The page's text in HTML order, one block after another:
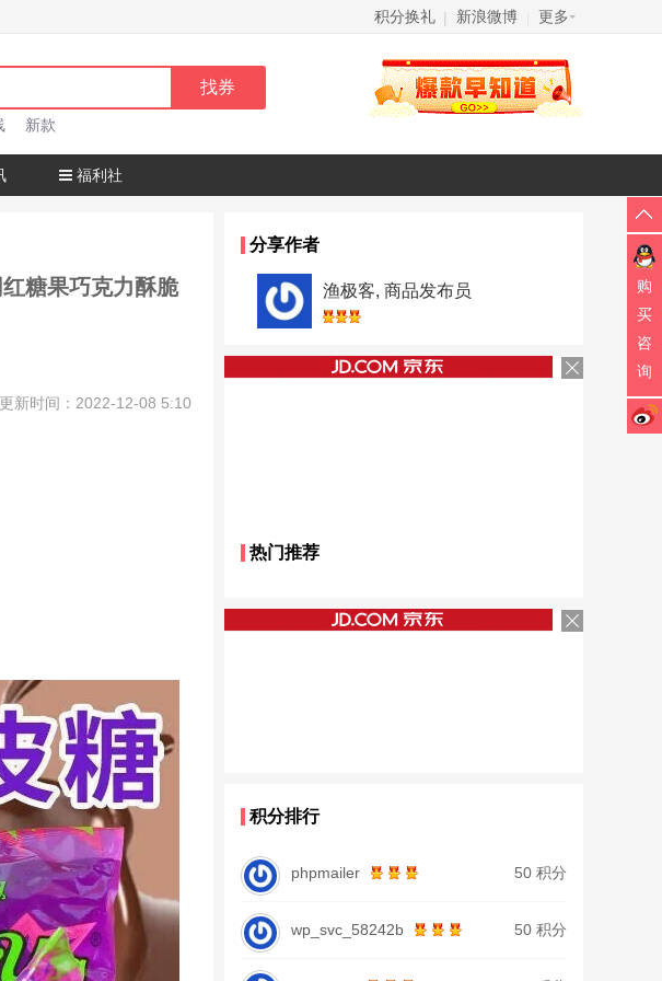
积分换礼 | 新浪微博 更多
新款
福利社
糖果巧克力酥脆
更新时间：2022-12-08 5:10
分享作者
渔极客, 商品发布员
热门推荐
积分排行
phpmailer 50 积分
wp_svc_58242b 50 积分
购
买
咨
询